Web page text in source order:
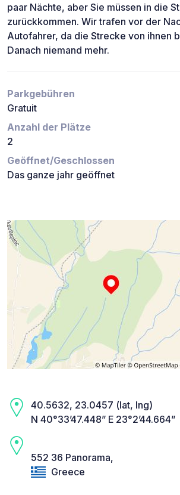
paar Nächte, aber Sie müssen in die
zurückkommen. Wir trafen vor der
Autofahrer, da die Strecke von ihnen
Danach niemand mehr.
Parkgebühren
Gratuit
Anzahl der Plätze
2
Geöffnet/Geschlossen
Das ganze jahr geöffnet
40.5632, 23.0457 (lat, lng)
N 40°33’47.448” E 23°2’44.664”
552 36 Panorama,
Greece